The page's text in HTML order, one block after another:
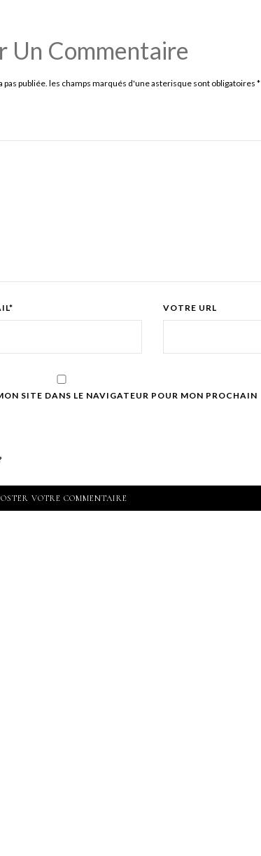
Un Commentaire
publiée. les champs marqués d'une asterisque sont obligatoires *
VOTRE URL
SITE DANS LE NAVIGATEUR POUR MON PROCHAIN